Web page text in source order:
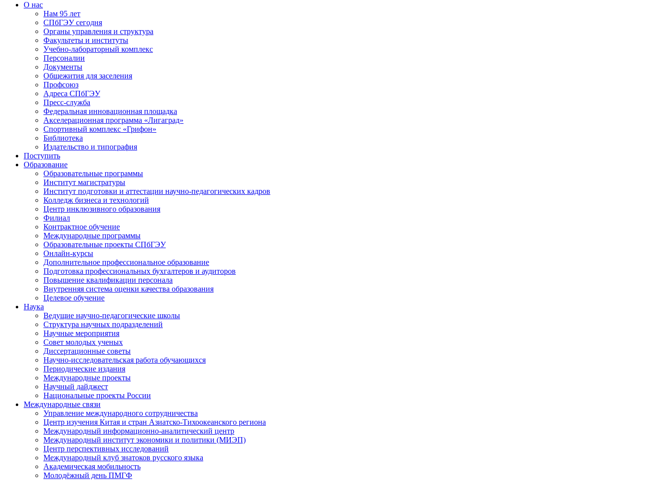
О нас
Нам 95 лет
СПбГЭУ сегодня
Органы управления и структура
Факультеты и институты
Учебно-лабораторный комплекс
Персоналии
Документы
Общежития для заселения
Профсоюз
Адреса СПбГЭУ
Пресс-служба
Федеральная инновационная площадка
Акселерационная программа «Лигаград»­­
Спортивный комплекс «Грифон»
Библиотека
Издательство и типография
Поступить
Образование
Образовательные программы
Институт магистратуры
Институт подготовки и аттестации научно-педагогических кадров
Колледж бизнеса и технологий
Центр инклюзивного образования
Филиал
Контрактное обучение
Международные программы
Образовательные проекты СПбГЭУ
Онлайн-курсы
Дополнительное профессиональное образование
Подготовка профессиональных бухгалтеров и аудиторов
Повышение квалификации персонала
Внутренняя система оценки качества образования
Целевое обучение
Наука
Ведущие научно-педагогические школы
Структура научных подразделений
Научные мероприятия
Совет молодых ученых
Диссертационные советы
Научно-исследовательская работа обучающихся
Периодические издания
Международные проекты
Научный дайджест
Национальные проекты России
Международные связи
Управление международного сотрудничества
Центр изучения Китая и стран Азиатско-Тихоокеанского региона
Международный информационно-аналитический центр
Международный институт экономики и политики (МИЭП)
Центр перспективных исследований
Международный клуб знатоков русского языка
Академическая мобильность
Молодёжный день ПМГФ